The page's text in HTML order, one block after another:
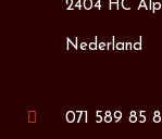
2404 HC
Nederland
071 589 85